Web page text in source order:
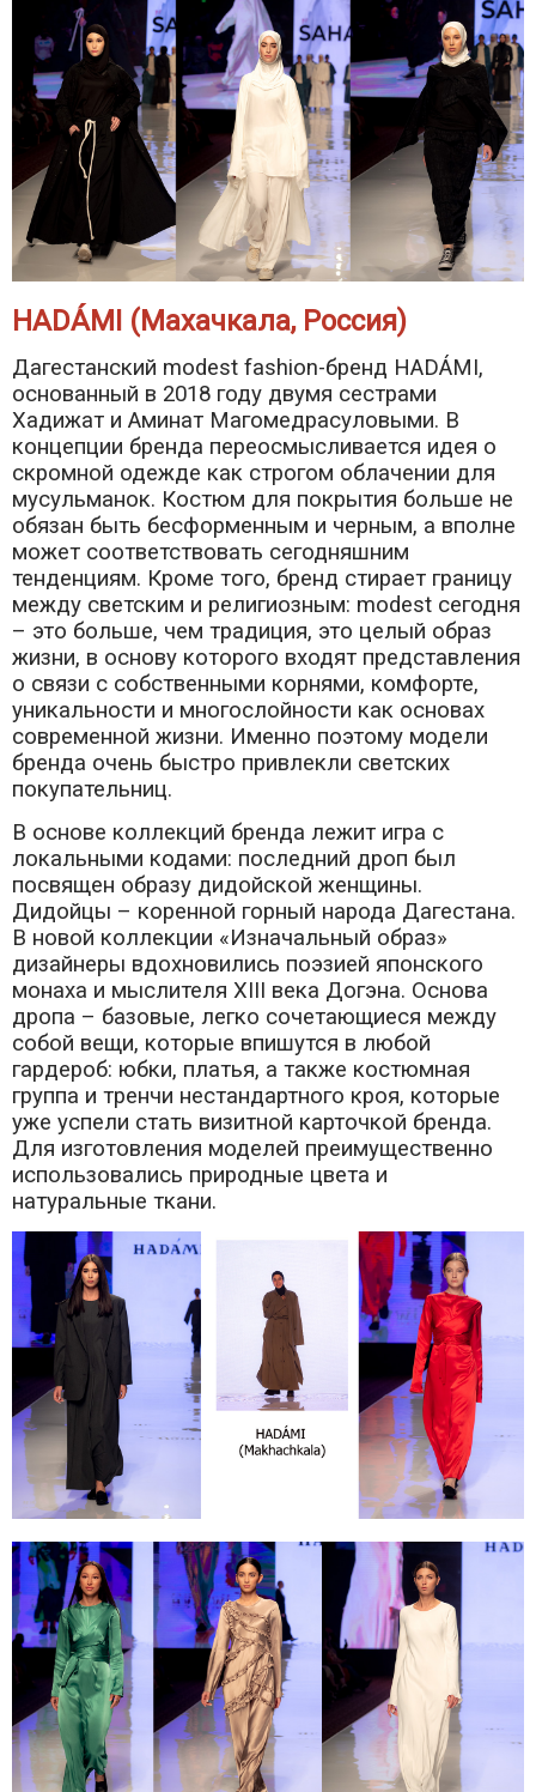
HADÁMI (Махачкала, Россия)
Дагестанский modest fashion-бренд HADÁMI,
основанный в 2018 году двумя сестрами
Хадижат и Аминат Магомедрасуловыми. В
концепции бренда переосмысливается идея о
скромной одежде как строгом облачении для
мусульманок. Костюм для покрытия больше не
обязан быть бесформенным и черным, а вполне
может соответствовать сегодняшним
тенденциям. Кроме того, бренд стирает границу
между светским и религиозным: modest сегодня
– это больше, чем традиция, это целый образ
жизни, в основу которого входят представления
о связи с собственными корнями, комфорте,
уникальности и многослойности как основах
современной жизни. Именно поэтому модели
бренда очень быстро привлекли светских
покупательниц.
В основе коллекций бренда лежит игра с
локальными кодами: последний дроп был
посвящен образу дидойской женщины.
Дидойцы – коренной горный народа Дагестана.
В новой коллекции «Изначальный образ»
дизайнеры вдохновились поэзией японского
монаха и мыслителя XIII века Догэна. Основа
дропа – базовые, легко сочетающиеся между
собой вещи, которые впишутся в любой
гардероб: юбки, платья, а также костюмная
группа и тренчи нестандартного кроя, которые
уже успели стать визитной карточкой бренда.
Для изготовления моделей преимущественно
использовались природные цвета и
натуральные ткани.